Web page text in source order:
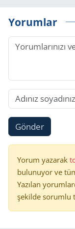
Yorumlar
Gönder
Yorum yazarak
bulunuyor ve
Yazılan
şekilde sorumlu